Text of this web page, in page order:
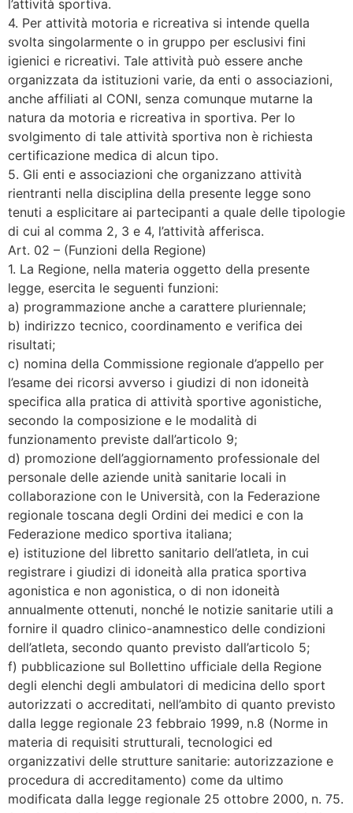
l’attività sportiva.
4. Per attività motoria e ricreativa si intende quella
svolta singolarmente o in gruppo per esclusivi fini
igienici e ricreativi. Tale attività può essere anche
organizzata da istituzioni varie, da enti o associazioni,
anche affiliati al CONI, senza comunque mutarne la
natura da motoria e ricreativa in sportiva. Per lo
svolgimento di tale attività sportiva non è richiesta
certificazione medica di alcun tipo.
5. Gli enti e associazioni che organizzano attività
rientranti nella disciplina della presente legge sono
tenuti a esplicitare ai partecipanti a quale delle tipologie
di cui al comma 2, 3 e 4, l’attività afferisca.
Art. 02 – (Funzioni della Regione)
1. La Regione, nella materia oggetto della presente
legge, esercita le seguenti funzioni:
a) programmazione anche a carattere pluriennale;
b) indirizzo tecnico, coordinamento e verifica dei
risultati;
c) nomina della Commissione regionale d’appello per
l’esame dei ricorsi avverso i giudizi di non idoneità
specifica alla pratica di attività sportive agonistiche,
secondo la composizione e le modalità di
funzionamento previste dall’articolo 9;
d) promozione dell’aggiornamento professionale del
personale delle aziende unità sanitarie locali in
collaborazione con le Università, con la Federazione
regionale toscana degli Ordini dei medici e con la
Federazione medico sportiva italiana;
e) istituzione del libretto sanitario dell’atleta, in cui
registrare i giudizi di idoneità alla pratica sportiva
agonistica e non agonistica, o di non idoneità
annualmente ottenuti, nonché le notizie sanitarie utili a
fornire il quadro clinico-anamnestico delle condizioni
dell’atleta, secondo quanto previsto dall’articolo 5;
f) pubblicazione sul Bollettino ufficiale della Regione
degli elenchi degli ambulatori di medicina dello sport
autorizzati o accreditati, nell’ambito di quanto previsto
dalla legge regionale 23 febbraio 1999, n.8 (Norme in
materia di requisiti strutturali, tecnologici ed
organizzativi delle strutture sanitarie: autorizzazione e
procedura di accreditamento) come da ultimo
modificata dalla legge regionale 25 ottobre 2000, n. 75.